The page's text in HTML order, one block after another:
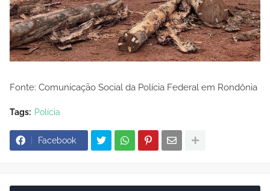
Fonte: Comunicação Social da Polícia Federal em Rondônia
Tags: Polícia
Facebook